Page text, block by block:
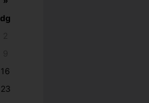
dg
16
23